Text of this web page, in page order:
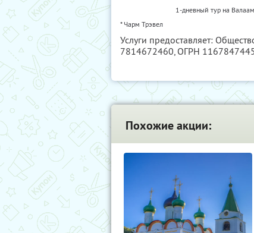
1-дневный тур на
* Чарм Трэвел
Услуги предоставляет:
7814672460, ОГРН
Похожие акции: